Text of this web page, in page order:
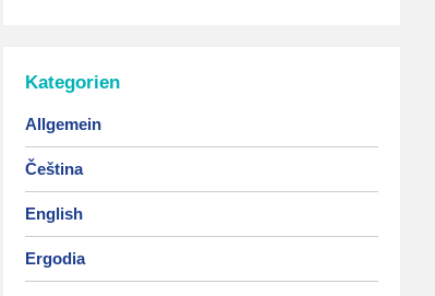
Kategorien
Allgemein
Čeština
English
Ergodia